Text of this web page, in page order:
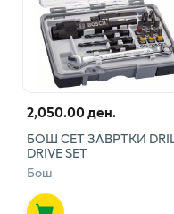
2,050.00 ден.
БОШ СЕТ ЗАВРТКИ
DRIVE SET
Бош